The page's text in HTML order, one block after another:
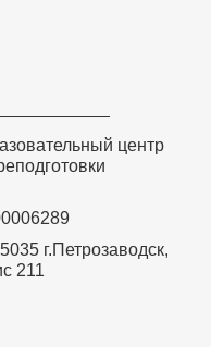
центр
г.Петрозаводск,
211